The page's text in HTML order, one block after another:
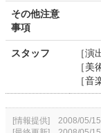
その他注意
事項
スタッフ
［
［
［
[情報提供] 2008/05/